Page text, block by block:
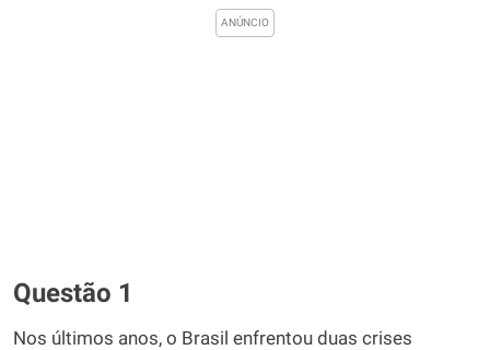
Questão 1
Nos últimos anos, o Brasil enfrentou duas crises